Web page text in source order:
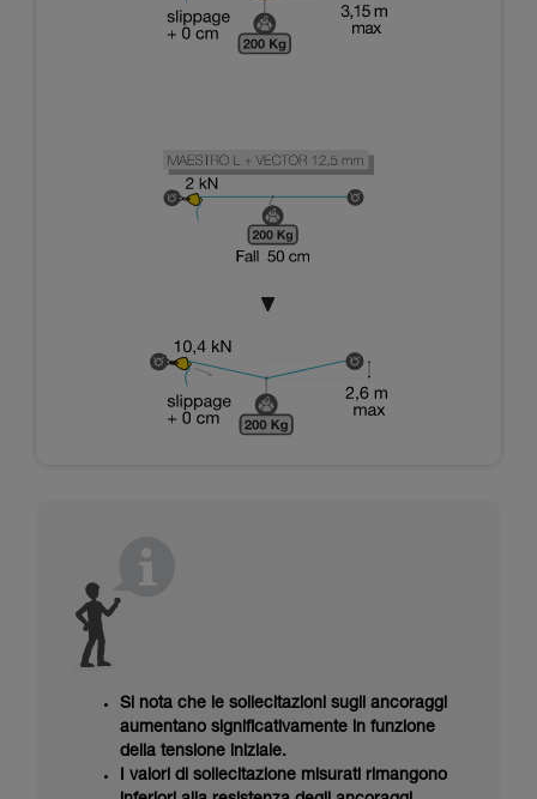
Si nota che le sollecitazioni sugli ancoraggi
aumentano significativamente in funzione
della tensione iniziale.
I valori di sollecitazione misurati rimangono